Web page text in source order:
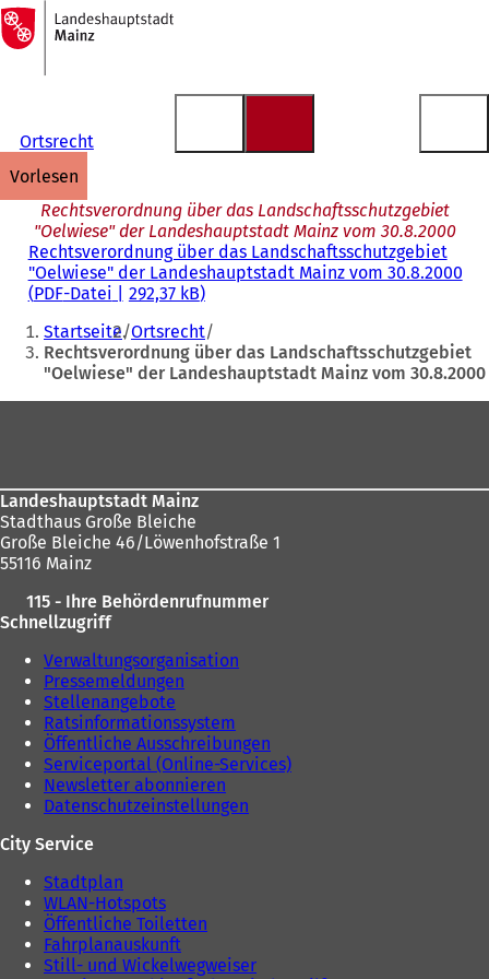
Inhalt anspringen
Zur
Startseite
Ortsrecht
vorlesen
Rechtsverordnung über das Landschaftsschutzgebiet
"Oelwiese" der Landeshauptstadt Mainz vom 30.8.2000
Rechtsverordnung über das Landschaftsschutzgebiet
"Oelwiese" der Landeshauptstadt Mainz vom 30.8.2000
PDF-Datei 292,37 kB
Sie
befinden
sich
hier:
Startseite Ortsrecht
Rechtsverordnung über das Landschaftsschutzgebiet
"Oelwiese" der Landeshauptstadt Mainz vom 30.8.2000
Landeshauptstadt Mainz
Stadthaus Große Bleiche
Große Bleiche 46/Löwenhofstraße 1
55116 Mainz
115 - Ihre Behördenrufnummer
Schnellzugriff
Verwaltungsorganisation
Pressemeldungen
Stellenangebote
Ratsinformationssystem
Öffentliche Ausschreibungen
Serviceportal (Online-Services)
Newsletter abonnieren
Datenschutzeinstellungen
City Service
Stadtplan
WLAN-Hotspots
Öffentliche Toiletten
Fahrplanauskunft
Still- und Wickelwegweiser